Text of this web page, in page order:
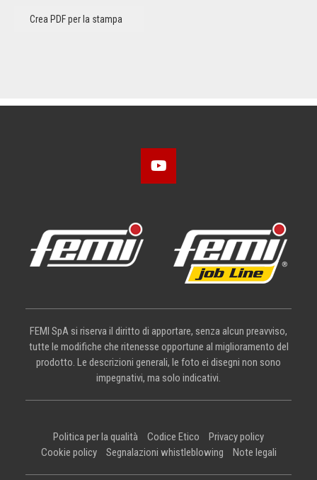
Crea PDF per la stampa
FEMI SpA si riserva il diritto di apportare, senza alcun preavviso,
tutte le modifiche che ritenesse opportune al miglioramento del
prodotto. Le descrizioni generali, le foto ei disegni non sono
impegnativi, ma solo indicativi.
Politica per la qualità Codice Etico
Privacy policy
Cookie policy
Segnalazioni whistleblowing Note legali